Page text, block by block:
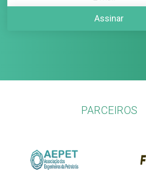
PARCEIROS